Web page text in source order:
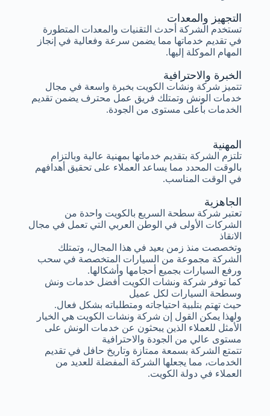
الخبرة والاحترافية
تتميز شركة ونشات الكويت بخبرة واسعة في مجال
خدمات الونش وتمتلك فريق عمل محترف يضمن تقديم
الخدمات بأعلى مستوى من الجودة.
التجهيز والمعدات
تستخدم الشركة أحدث التقنيات والمعدات المتطورة
في تقديم خدماتها مما يضمن سرعة وفعالية في إنجاز
المهام الموكلة إليها.
المهنية
تلتزم الشركة بتقديم خدماتها بمهنية عالية وبالتزام
بالوقت المحدد مما يساعد العملاء على تحقيق أهدافهم
في الوقت المناسب.
الجاهزية
تعتبر شركة سطحة السريع بالكويت واحدة من
الشركات الأولى في الوطن العربي التي تعمل في مجال
الانقاذ
وتخصصت منذ زمن بعيد في هذا المجال، وتمتلك
الشركة مجموعة من السيارات المتخصصة في سحب
ورفع السيارات بجميع أحجامها وأشكالها.
كما توفر شركة ونشات الكويت أفضل خدمات ونش
وسطحة السيارات لكل عميل
حيث تهتم بتلبية احتياجاته ومتطلباته بشكل فعال.
ولهذا يمكن القول إن شركة ونشات الكويت هي الخيار
الأمثل للعملاء الذين يبحثون عن خدمات الونش على
مستوى عالي من الجودة والاحترافية
تتمتع الشركة بسمعة ممتازة وتاريخ حافل في تقديم
الخدمات، مما يجعلها الشركة المفضلة للعديد من
العملاء في دولة الكويت.